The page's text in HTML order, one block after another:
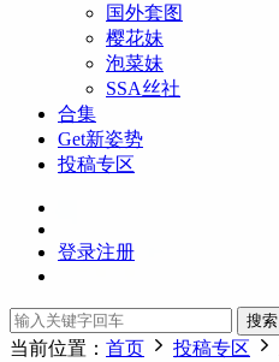
国外套图
樱花妹
泡菜妹
SSA丝社
合集
Get新姿势
投稿专区
登录注册
搜索
当前位置： 首页 投稿专区